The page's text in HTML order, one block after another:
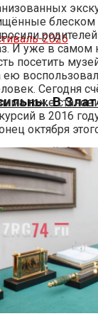
В
блеском
И уже в самом
посетить
ею
Сегодня
тоже
в 2016
октября